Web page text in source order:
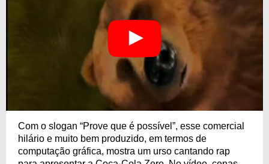
Com o slogan “Prove que é possível”, esse comercial
hilário e muito bem produzido, em termos de
computação gráfica, mostra um urso cantando rap